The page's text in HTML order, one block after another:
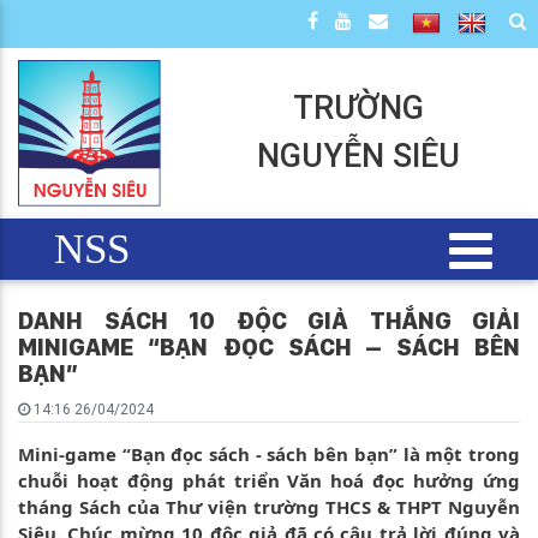
TRƯỜNG
NGUYỄN SIÊU
NSS
DANH SÁCH 10 ĐỘC GIẢ THẮNG GIẢI
MINIGAME “BẠN ĐỌC SÁCH – SÁCH BÊN
BẠN”
14:16 26/04/2024
Mini-game “Bạn đọc sách - sách bên bạn” là một trong
chuỗi hoạt động phát triển Văn hoá đọc hưởng ứng
tháng Sách của Thư viện trường THCS & THPT Nguyễn